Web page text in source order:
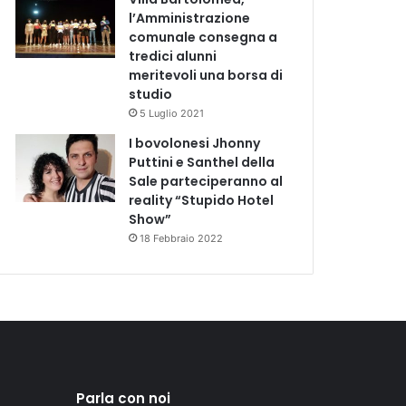
l’Amministrazione
comunale consegna a
tredici alunni
meritevoli una borsa di
studio
5 Luglio 2021
I bovolonesi Jhonny
Puttini e Santhel della
Sale parteciperanno al
reality “Stupido Hotel
Show”
18 Febbraio 2022
Parla con noi